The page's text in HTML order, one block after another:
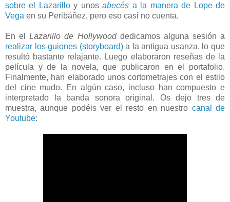
sobre el Lazarilloy unosabecés a la manera de Lope de
Vega en su Peribáñez, pero eso casi no cuenta.
En elLazarillo de Hollywooddedicamos alguna sesión a
realizar los guiones (storyboard)a la antigua usanza, lo que
resultó bastante relajante. Luego elaboraron reseñas de la
película y de la novela, que publicaron en el portafolio.
Finalmente, han elaborado unos cortometrajes con el estilo
del cine mudo. En algún caso, incluso han compuesto e
interpretado la banda sonora original. Os dejo tres de
muestra, aunque podéis ver el resto en nuestro canal de
Youtube: